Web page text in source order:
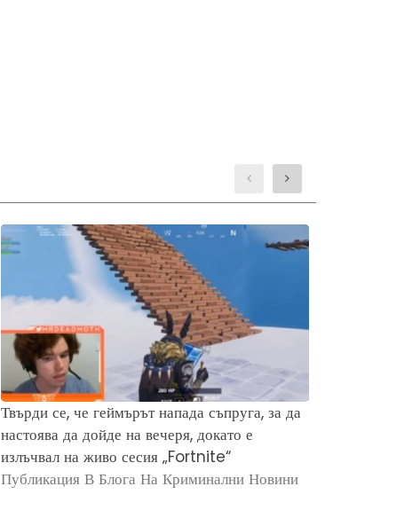
Твърди се, че геймърът напада съпруга, за да
настоява да дойде на вечеря, докато е
излъчвал на живо сесия „Fortnite“
Публикация В Блога На Криминални Новини